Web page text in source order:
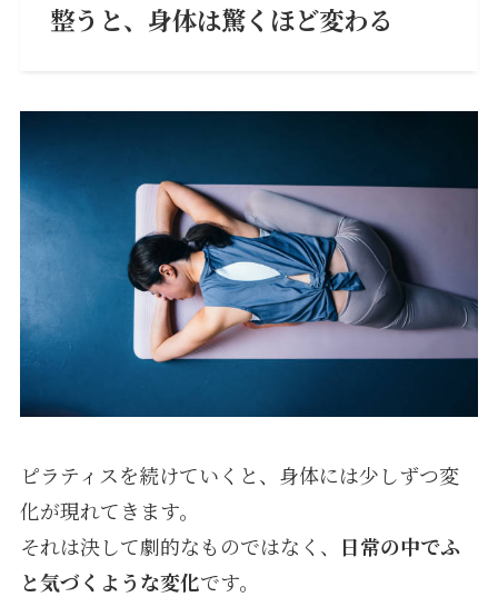
整うと、身体は驚くほど変わる
ピラティスを続けていくと、身体には少しずつ変
化が現れてきます。
それは決して劇的なものではなく、
日常の中でふ
と気づくような変化です。